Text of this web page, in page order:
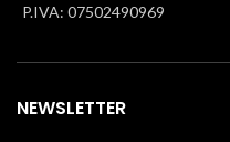
P.IVA: 07502490969
NEWSLETTER